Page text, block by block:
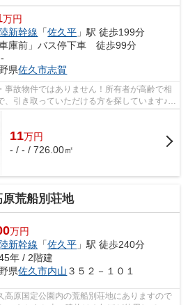
万円
新幹線 「佐久平 」駅 徒歩199分
車庫前」バス停下車 徒歩99分
県佐久市志賀
事故物件ではありません！所有者が高齢で相
、引き取っていただける方を探しています♪総
11万円
- / - / 726.00㎡
荒船別荘地
万円
新幹線 「佐久平 」駅 徒歩240分
年 / 2階建
県佐久市内山 ３５２－１０１
高原国定公園内の荒船別荘地にありますので